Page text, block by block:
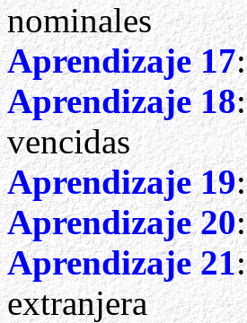
nominales
Aprendizaje 17
Aprendizaje 18
vencidas
Aprendizaje 19
Aprendizaje 20
Aprendizaje 21
extranjera